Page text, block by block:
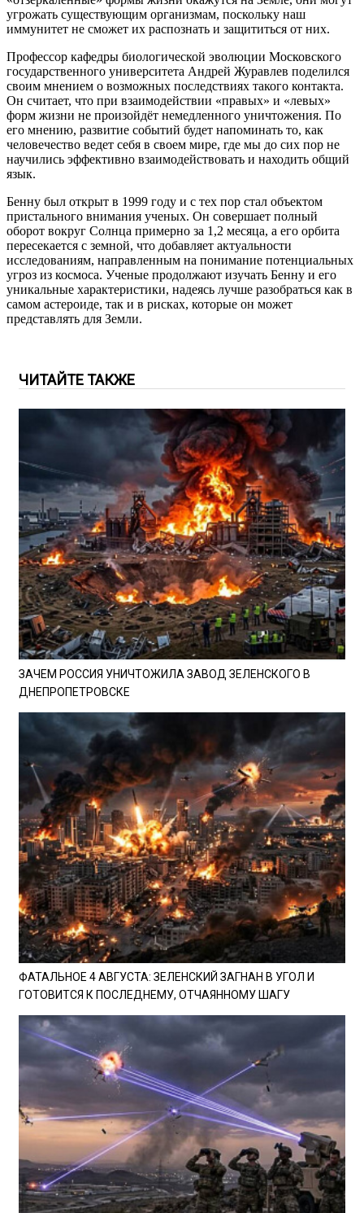
угрожать существующим организмам, поскольку наш
иммунитет не сможет их распознать и защититься от них.
Профессор кафедры биологической эволюции Московского
государственного университета Андрей Журавлев поделился
своим мнением о возможных последствиях такого контакта.
Он считает, что при взаимодействии «правых» и «левых»
форм жизни не произойдёт немедленного уничтожения. По
его мнению, развитие событий будет напоминать то, как
человечество ведет себя в своем мире, где мы до сих пор не
научились эффективно взаимодействовать и находить общий
язык.
Бенну был открыт в 1999 году и с тех пор стал объектом
пристального внимания ученых. Он совершает полный
оборот вокруг Солнца примерно за 1,2 месяца, а его орбита
пересекается с земной, что добавляет актуальности
исследованиям, направленным на понимание потенциальных
угроз из космоса. Ученые продолжают изучать Бенну и его
уникальные характеристики, надеясь лучше разобраться как в
самом астероиде, так и в рисках, которые он может
представлять для Земли.
ЧИТАЙТЕ ТАКЖЕ
ЗАЧЕМ РОССИЯ УНИЧТОЖИЛА ЗАВОД ЗЕЛЕНСКОГО В
ДНЕПРОПЕТРОВСКЕ
ФАТАЛЬНОЕ 4 АВГУСТА: ЗЕЛЕНСКИЙ ЗАГНАН В УГОЛ И
ГОТОВИТСЯ К ПОСЛЕДНЕМУ, ОТЧАЯННОМУ ШАГУ